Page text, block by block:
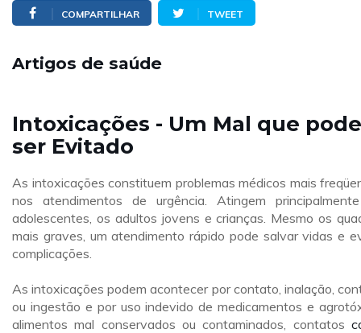
COMPARTILHAR TWEET
Artigos de saúde
Intoxicações - Um Mal que pode
ser Evitado
As intoxicações constituem problemas médicos mais
nos atendimentos de urgência. Atingem
adolescentes, os adultos jovens e crianças. Mesmo os
mais graves, um atendimento rápido pode salvar vidas e
complicações.
As intoxicações podem acontecer por contato, inalação,
ou ingestão e por uso indevido de medicamentos e
alimentos mal conservados ou contaminados, contatos